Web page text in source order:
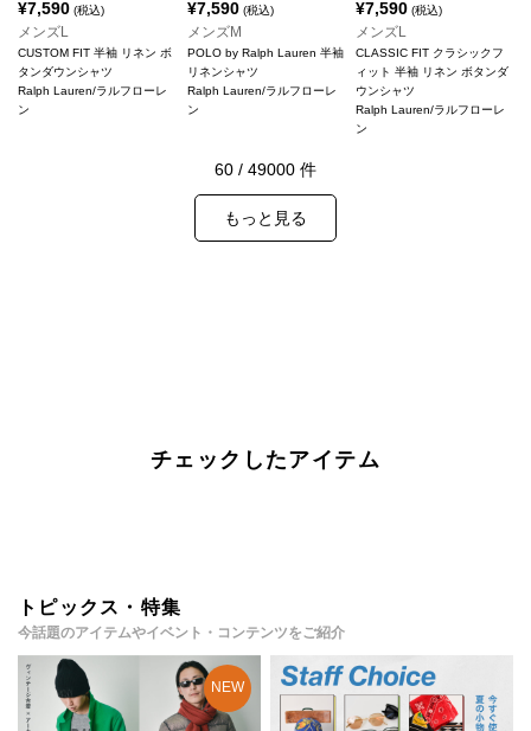
¥7,590 (税込)
メンズL
CUSTOM FIT 半袖 リネン ボ
タンダウンシャツ
Ralph Lauren/ラルフローレ
ン
¥7,590(税込)
メンズM
POLO by Ralph Lauren 半袖
リネンシャツ
Ralph Lauren/ラルフローレ
ン
¥7,590 (税込)
メンズL
CLASSIC FIT クラシックフ
ィット 半袖 リネン ボタンダ
ウンシャツ
Ralph Lauren/ラルフローレ
ン
60 / 49000 件
もっと見る
チェックしたアイテム
トピックス・特集
今話題のアイテムやイベント・コンテンツをご紹介